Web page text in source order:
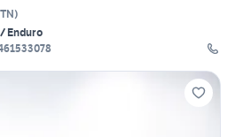
TN)
Enduro